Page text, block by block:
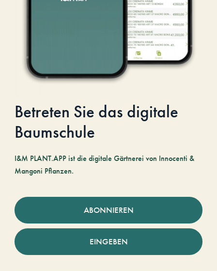
Betreten Sie das digitale
Baumschule
I&M PLANT.APP ist die digitale Gärtnerei von Innocenti &
Mangoni Pflanzen.
ABONNIEREN
EINGEBEN